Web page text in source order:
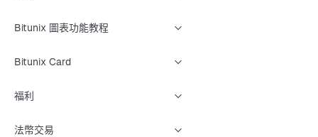
Bitunix 圖表功能教程
Bitunix Card
福利
法幣交易